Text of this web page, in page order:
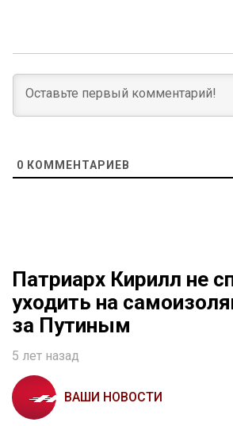
0 КОММЕНТАРИЕВ
Патриарх Кирилл не
уходить на
за Путиным
5 лет назад
ВАШИ НОВОСТИ